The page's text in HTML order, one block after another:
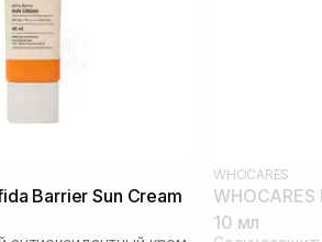
Barrier Sun Cream
WHOCARES
10 мл